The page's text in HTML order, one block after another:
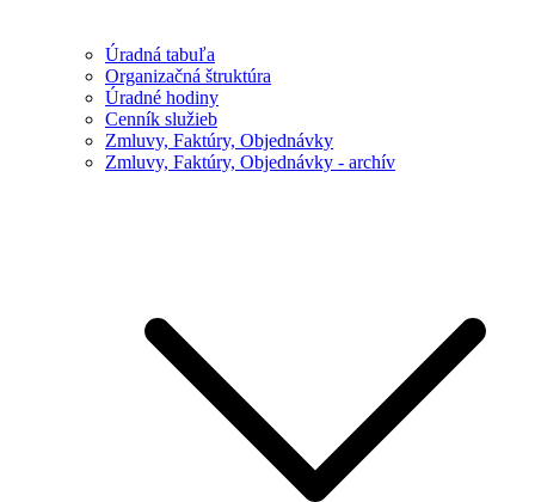
Úradná tabuľa
Organizačná štruktúra
Úradné hodiny
Cenník služieb
Zmluvy, Faktúry, Objednávky
Zmluvy, Faktúry, Objednávky - archív